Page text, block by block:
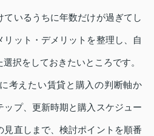
ているうちに年数だけが過ぎてし
リット・デメリットを整理し、自
択をしておきたいところです。
考えたい賃貸と購入の判断軸か
ップ、更新時期と購入スケジュー
見直しまで、検討ポイントを順番